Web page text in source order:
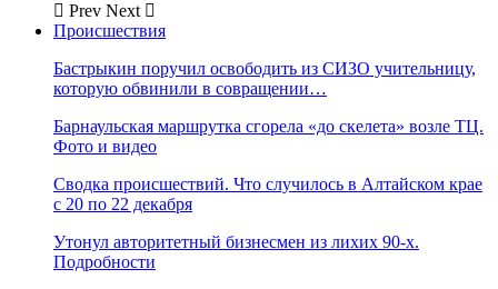
Prev Next
Происшествия
Бастрыкин поручил освободить из СИЗО учительницу,
которую обвинили в совращении…
Барнаульская маршрутка сгорела «до скелета» возле ТЦ.
Фото и видео
Сводка происшествий. Что случилось в Алтайском крае
с 20 по 22 декабря
Утонул авторитетный бизнесмен из лихих 90-х.
Подробности